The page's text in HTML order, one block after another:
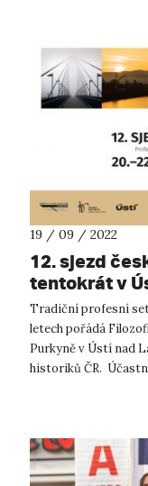
19 / 09 / 2022
12. sjezd
tentokrát v
Tradiční profesní
letech pořádá
Purkyně v Ústí nad
historiků ČR.